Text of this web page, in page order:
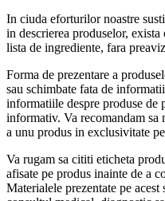
In ciuda eforturilor noastre
in descrierea produselor,
lista de ingrediente, fara
Forma de prezentare a
sau schimbate fata de
informatiile despre produse de
informativ. Va recomandam sa
a unu produs in exclusivitate
Va rugam sa cititi eticheta
afisate pe produs inainte de a
Materialele prezentate pe